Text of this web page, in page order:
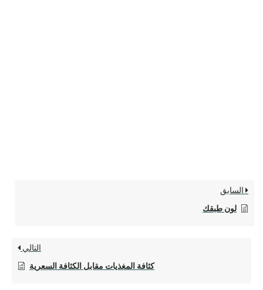
السابق
لون طبقك
التالي
كثافة المغذيات مقابل الكثافة السعرية